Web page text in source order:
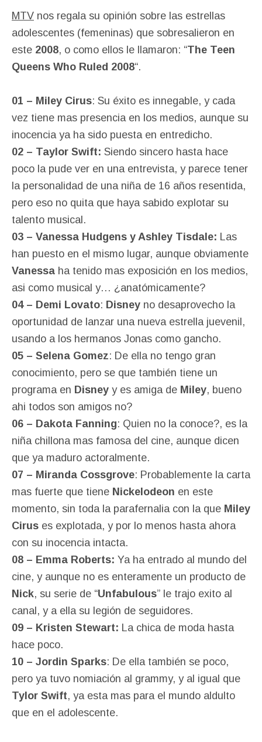
MTV nos regala su opinión sobre las estrellas
adolescentes (femeninas) que sobresalieron en
este 2008, o como ellos le llamaron: “The Teen
Queens Who Ruled 2008“.
01 – Miley Cirus: Su éxito es innegable, y cada
vez tiene mas presencia en los medios, aunque su
inocencia ya ha sido puesta en entredicho.
02 – Taylor Swift: Siendo sincero hasta hace
poco la pude ver en una entrevista, y parece tener
la personalidad de una niña de 16 años resentida,
pero eso no quita que haya sabido explotar su
talento musical.
03 – Vanessa Hudgens y Ashley Tisdale: Las
han puesto en el mismo lugar, aunque obviamente
Vanessa ha tenido mas exposición en los medios,
asi como musical y… ¿anatómicamente?
04 – Demi Lovato: Disney no desaprovecho la
oportunidad de lanzar una nueva estrella juevenil,
usando a los hermanos Jonas como gancho.
05 – Selena Gomez: De ella no tengo gran
conocimiento, pero se que también tiene un
programa en Disney y es amiga de Miley, bueno
ahi todos son amigos no?
06 – Dakota Fanning: Quien no la conoce?, es la
niña chillona mas famosa del cine, aunque dicen
que ya maduro actoralmente.
07 – Miranda Cossgrove: Probablemente la carta
mas fuerte que tiene Nickelodeon en este
momento, sin toda la parafernalia con la que Miley
Cirus es explotada, y por lo menos hasta ahora
con su inocencia intacta.
08 – Emma Roberts: Ya ha entrado al mundo del
cine, y aunque no es enteramente un producto de
Nick, su serie de “Unfabulous” le trajo exito al
canal, y a ella su legión de seguidores.
09 – Kristen Stewart: La chica de moda hasta
hace poco.
10 – Jordin Sparks: De ella también se poco,
pero ya tuvo nomiación al grammy, y al igual que
Tylor Swift, ya esta mas para el mundo aldulto
que en el adolescente.